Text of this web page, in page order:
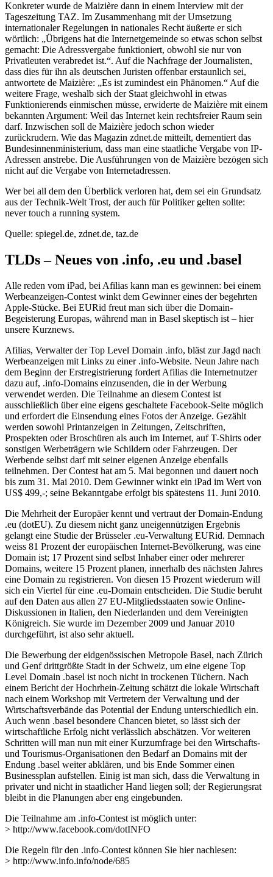
Konkreter wurde de Maizière dann in einem Interview mit der
Tageszeitung TAZ. Im Zusammenhang mit der Umsetzung
internationaler Regelungen in nationales Recht äußerte er sich
wörtlich: „Übrigens hat die Internetgemeinde so etwas schon selbst
gemacht: Die Adressvergabe funktioniert, obwohl sie nur von
Privatleuten verabredet ist.“. Auf die Nachfrage der Journalisten,
dass dies für ihn als deutschen Juristen offenbar erstaunlich sei,
antwortete de Maizière: „Es ist zumindest ein Phänomen.“ Auf die
weitere Frage, weshalb sich der Staat gleichwohl in etwas
Funktionierends einmischen müsse, erwiderte de Maizière mit einem
bekannten Argument: Weil das Internet kein rechtsfreier Raum sein
darf. Inzwischen soll de Maizière jedoch schon wieder
zurückrudern. Wie das Magazin zdnet.de mitteilt, dementiert das
Bundesinnenministerium, dass man eine staatliche Vergabe von IP-
Adressen anstrebe. Die Ausführungen von de Maizière bezögen sich
nicht auf die Vergabe von Internetadressen.
Wer bei all dem den Überblick verloren hat, dem sei ein Grundsatz
aus der Technik-Welt Trost, der auch für Politiker gelten sollte:
never touch a running system.
Quelle: spiegel.de, zdnet.de, taz.de
TLDs – Neues von .info, .eu und .basel
Alle reden vom iPad, bei Afilias kann man es gewinnen: bei einem
Werbeanzeigen-Contest winkt dem Gewinner eines der begehrten
Apple-Stücke. Bei EURid freut man sich über die Domain-
Begeisterung Europas, während man in Basel skeptisch ist – hier
unsere Kurznews.
Afilias, Verwalter der Top Level Domain .info, bläst zur Jagd nach
Werbeanzeigen mit Links zu einer .info-Website. Neun Jahre nach
dem Beginn der Erstregistrierung fordert Afilias die Internetnutzer
dazu auf, .info-Domains einzusenden, die in der Werbung
verwendet werden. Die Teilnahme an diesem Contest ist
ausschließlich über eine eigens geschaltete Facebook-Seite möglich
und erfordert die Einsendung eines Fotos der Anzeige. Gezählt
werden sowohl Printanzeigen in Zeitungen, Zeitschriften,
Prospekten oder Broschüren als auch im Internet, auf T-Shirts oder
sonstigen Werbeträgern wie Schildern oder Fahrzeugen. Der
Werbende selbst darf mit seiner eigenen Anzeige ebenfalls
teilnehmen. Der Contest hat am 5. Mai begonnen und dauert noch
bis zum 31. Mai 2010. Dem Gewinner winkt ein iPad im Wert von
US$ 499,-; seine Bekanntgabe erfolgt bis spätestens 11. Juni 2010.
Die Mehrheit der Europäer kennt und vertraut der Domain-Endung
.eu (dotEU). Zu diesem nicht ganz uneigennützigen Ergebnis
gelangt eine Studie der Brüsseler .eu-Verwaltung EURid. Demnach
weiss 81 Prozent der europäischen Internet-Bevölkerung, was eine
Domain ist; 17 Prozent sind selbst Inhaber einer oder mehrerer
Domains, weitere 15 Prozent planen, innerhalb des nächsten Jahres
eine Domain zu registrieren. Von diesen 15 Prozent wiederum will
sich ein Viertel für eine .eu-Domain entscheiden. Die Studie beruht
auf den Daten aus allen 27 EU-Mitgliedsstaaten sowie Online-
Diskussionen in Italien, den Niederlanden und dem Vereinigten
Königreich. Sie wurde im Dezember 2009 und Januar 2010
durchgeführt, ist also sehr aktuell.
Die Bewerbung der eidgenössischen Metropole Basel, nach Zürich
und Genf drittgrößte Stadt in der Schweiz, um eine eigene Top
Level Domain .basel ist noch nicht in trockenen Tüchern. Nach
einem Bericht der Hochrhein-Zeitung schätzt die lokale Wirtschaft
nach einem Workshop mit Vertretern der Verwaltung und der
Wirtschaftsverbände das Potential der Endung unterschiedlich ein.
Auch wenn .basel besondere Chancen bietet, so lässt sich der
wirtschaftliche Erfolg nicht verlässlich abschätzen. Vor weiteren
Schritten will man nun mit einer Kurzumfrage bei den Wirtschafts-
und Tourismus-Organisationen den Bedarf an Domains mit der
Endung .basel weiter abklären, und bis Ende Sommer einen
Businessplan aufstellen. Einig ist man sich, dass die Verwaltung in
privater und nicht in staatlicher Hand liegen soll; der Regierungsrat
bleibt in die Planungen aber eng eingebunden.
Die Teilnahme am .info-Contest ist möglich unter:
> http://www.facebook.com/dotINFO
Die Regeln für den .info-Contest können Sie hier nachlesen:
> http://www.info.info/node/685